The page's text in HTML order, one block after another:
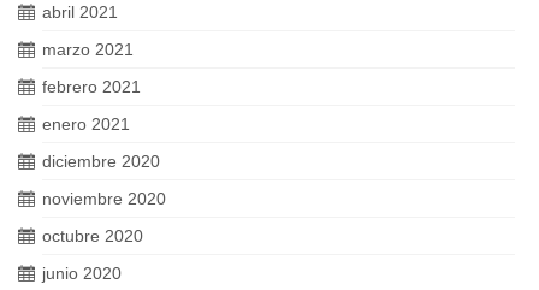
abril 2021
marzo 2021
febrero 2021
enero 2021
diciembre 2020
noviembre 2020
octubre 2020
junio 2020